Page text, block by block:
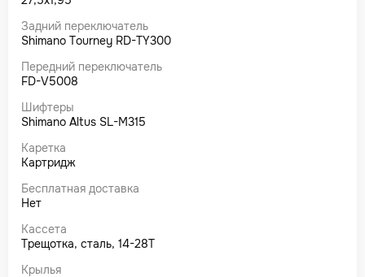
Задний переключатель
Shimano Tourney RD-TY300
Передний переключатель
FD-V5008
Шифтеры
Shimano Altus SL-M315
Каретка
Картридж
Бесплатная доставка
Нет
Кассета
Трещотка, сталь, 14-28Т
Крылья